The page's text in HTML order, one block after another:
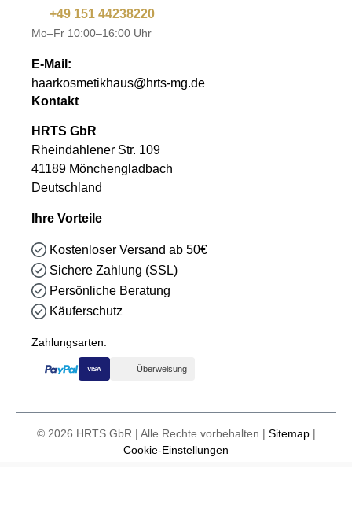
+49 151 44238220
Mo–Fr 10:00–16:00 Uhr
E-Mail:
haarkosmetikhaus@hrts-mg.de
Kontakt
HRTS GbR
Rheindahlener Str. 109
41189 Mönchengladbach
Deutschland
Ihre Vorteile
Kostenloser Versand ab 50€
Sichere Zahlung (SSL)
Persönliche Beratung
Käuferschutz
Zahlungsarten:
VISA Überweisung
© 2026 HRTS GbR | Alle Rechte vorbehalten | Sitemap|
Cookie-Einstellungen